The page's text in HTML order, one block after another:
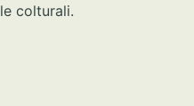
colturali.